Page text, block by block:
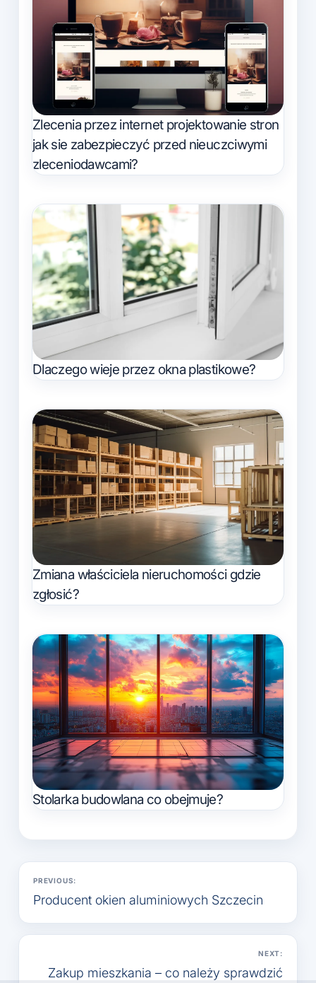
Zlecenia przez internet projektowanie stron
jak sie zabezpieczyć przed nieuczciwymi
zleceniodawcami?
Dlaczego wieje przez okna plastikowe?
Zmiana właściciela nieruchomości gdzie
zgłosić?
Stolarka budowlana co obejmuje?
Nawigacja
wpisu
PREVIOUS:
Producent okien aluminiowych Szczecin
NEXT:
Zakup mieszkania – co należy sprawdzić